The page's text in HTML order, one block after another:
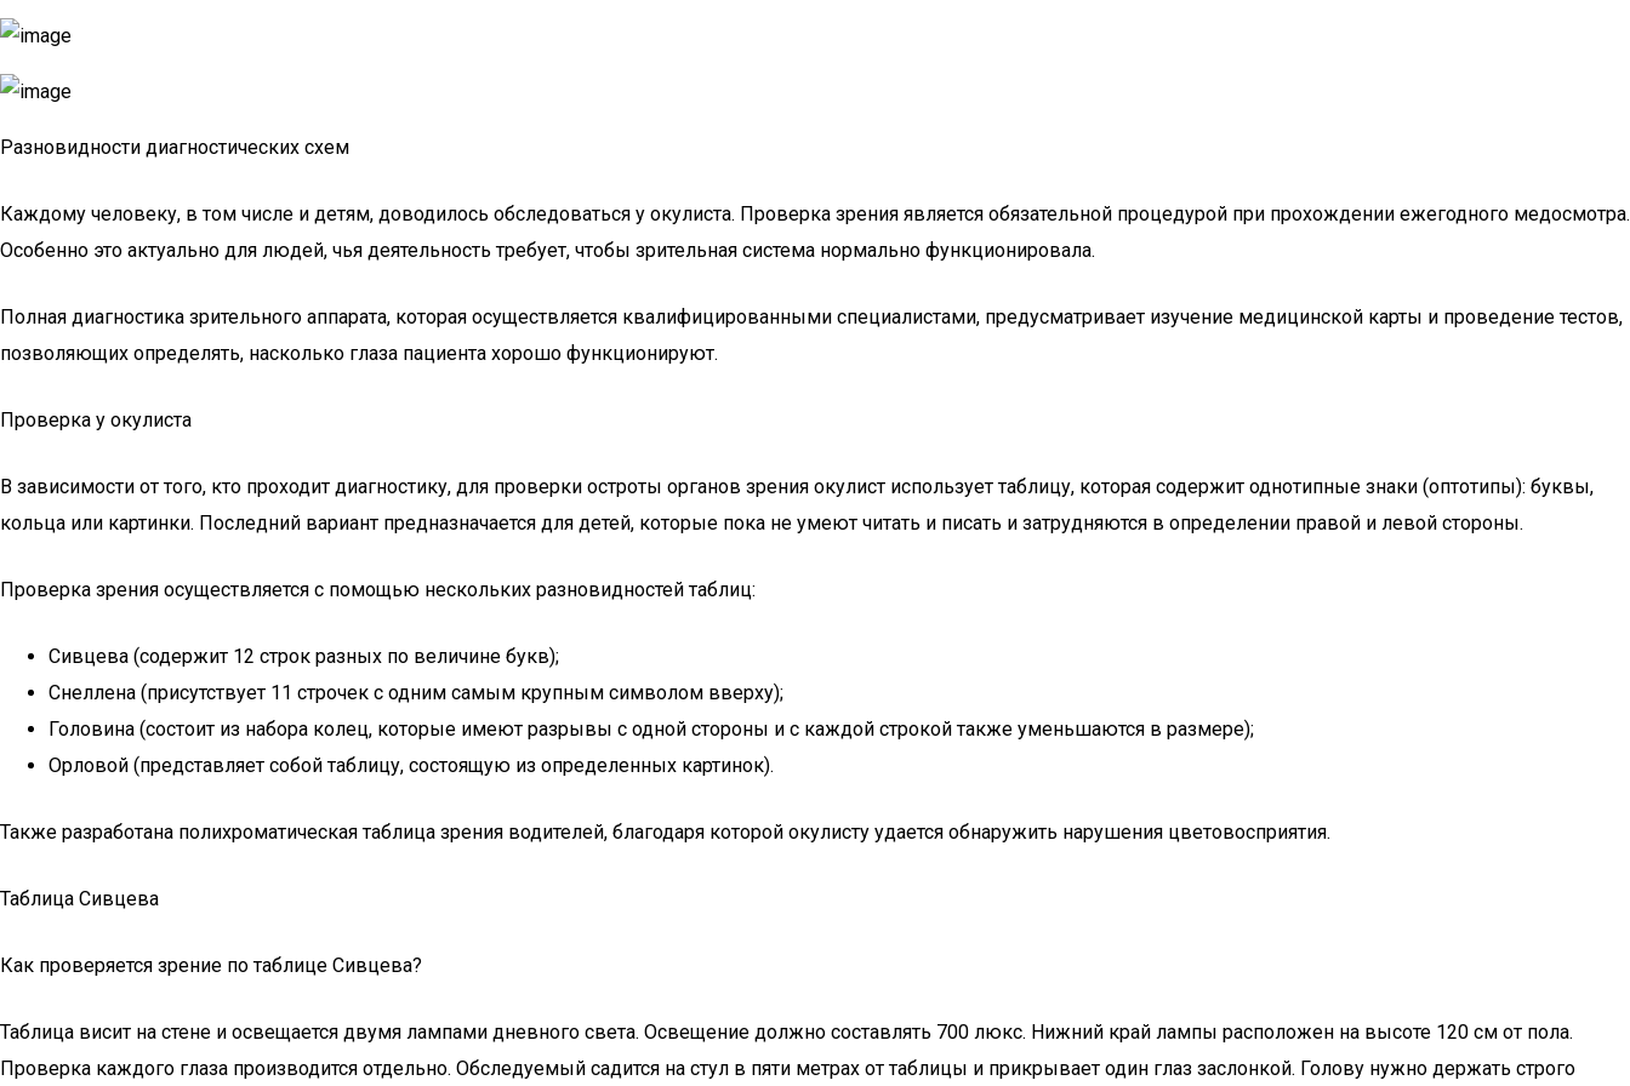
Разновидности диагностических схем
Каждому человеку, в том числе и детям, доводилось обследоваться у окулиста. Проверка зрения является обязательной процедурой при прохождении ежегодного медосмотра.
Особенно это актуально для людей, чья деятельность требует, чтобы зрительная система нормально функционировала.
Полная диагностика зрительного аппарата, которая осуществляется квалифицированными специалистами, предусматривает изучение медицинской карты и проведение тестов,
позволяющих определять, насколько глаза пациента хорошо функционируют.
Проверка у окулиста
В зависимости от того, кто проходит диагностику, для проверки остроты органов зрения окулист использует таблицу, которая содержит однотипные знаки (оптотипы): буквы,
кольца или картинки. Последний вариант предназначается для детей, которые пока не умеют читать и писать и затрудняются в определении правой и левой стороны.
Проверка зрения осуществляется с помощью нескольких разновидностей таблиц:
Сивцева (содержит 12 строк разных по величине букв);
Снеллена (присутствует 11 строчек с одним самым крупным символом вверху);
Головина (состоит из набора колец, которые имеют разрывы с одной стороны и с каждой строкой также уменьшаются в размере);
Орловой (представляет собой таблицу, состоящую из определенных картинок).
Также разработана полихроматическая таблица зрения водителей, благодаря которой окулисту удается обнаружить нарушения цветовосприятия.
Таблица Сивцева
Как проверяется зрение по таблице Сивцева?
Таблица висит на стене и освещается двумя лампами дневного света. Освещение должно составлять 700 люкс. Нижний край лампы расположен на высоте 120 см от пола.
Проверка каждого глаза производится отдельно. Обследуемый садится на стул в пяти метрах от таблицы и прикрывает один глаз заслонкой. Голову нужно держать строго